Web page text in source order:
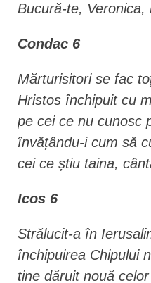
Bucură-te,
Condac 6
Mărturisitori se fac
Hristos închipuit cu
pe cei ce nu cunosc
învățându-i cum să
cei ce știu taina,
Icos 6
Strălucit-a în
închipuirea Chipului
tine dăruit nouă